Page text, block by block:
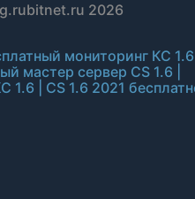
2026
мониторинг КС 1.6
мастер сервер CS 1.6 |
1.6 | CS 1.6 2021